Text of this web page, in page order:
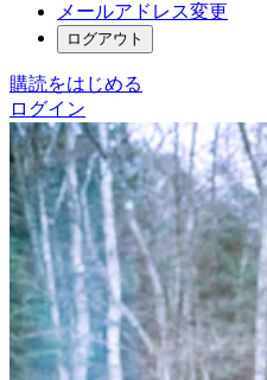
メールアドレス変更
ログアウト
購読をはじめる
ログイン